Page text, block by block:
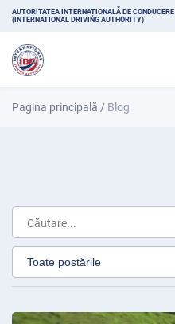
AUTORITATEA INTERNAȚIONALĂ DE CONDUCERE
(INTERNATIONAL DRIVING AUTHORITY)
Pagina principală / Blog